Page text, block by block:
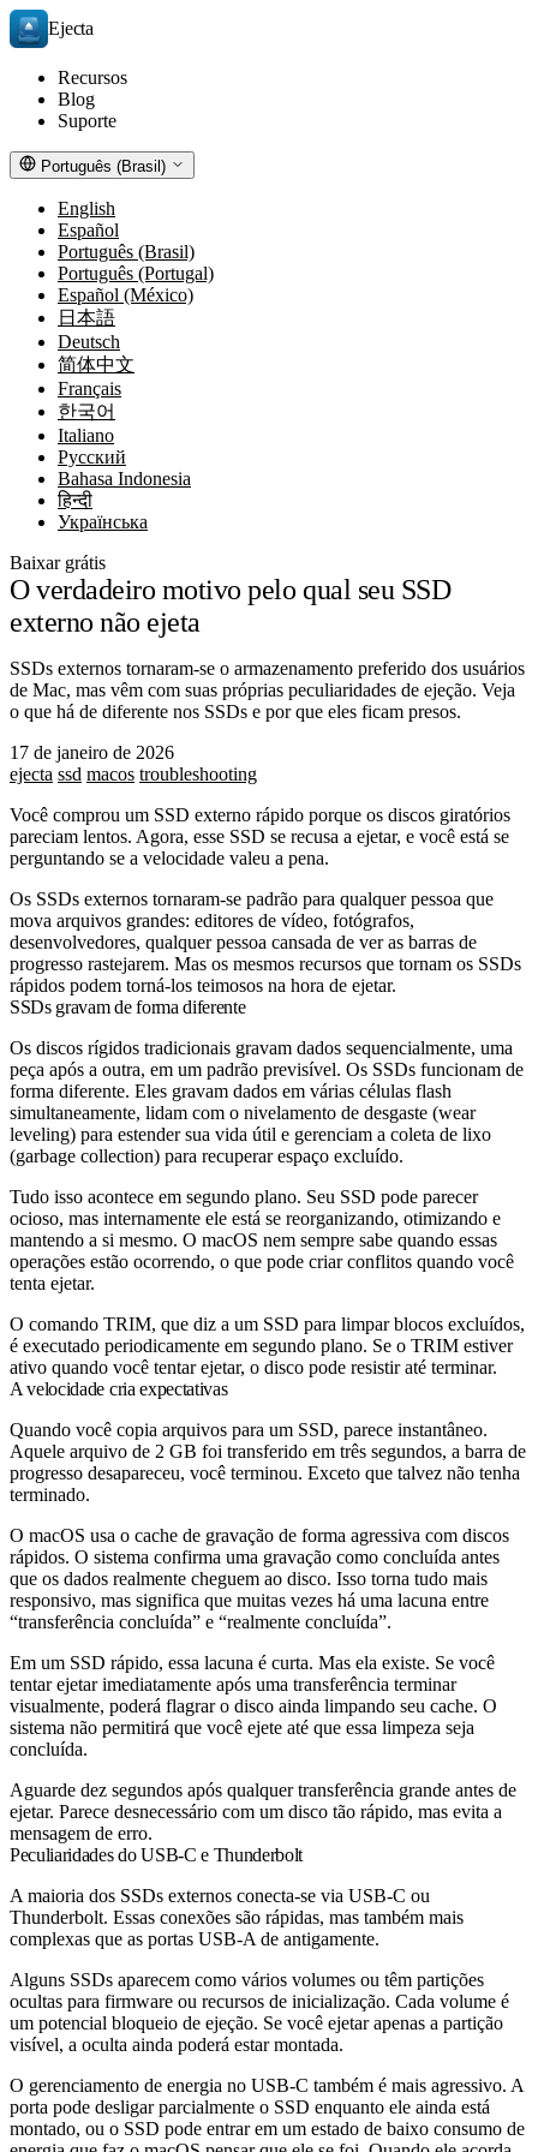
Ejecta
Recursos
Blog
Suporte
Português (Brasil)
English
Español
Português (Brasil)
Português (Portugal)
Español (México)
日本語
Deutsch
简体中文
Français
한국어
Italiano
Русский
Bahasa Indonesia
हिन्दी
Українська
Baixar grátis
O verdadeiro motivo pelo qual seu SSD
externo não ejeta
SSDs externos tornaram-se o armazenamento preferido dos usuários
de Mac, mas vêm com suas próprias peculiaridades de ejeção. Veja
o que há de diferente nos SSDs e por que eles ficam presos.
17 de janeiro de 2026
ejecta ssd macos troubleshooting
Você comprou um SSD externo rápido porque os discos giratórios
pareciam lentos. Agora, esse SSD se recusa a ejetar, e você está se
perguntando se a velocidade valeu a pena.
Os SSDs externos tornaram-se padrão para qualquer pessoa que
mova arquivos grandes: editores de vídeo, fotógrafos,
desenvolvedores, qualquer pessoa cansada de ver as barras de
progresso rastejarem. Mas os mesmos recursos que tornam os SSDs
rápidos podem torná-los teimosos na hora de ejetar.
SSDs gravam de forma diferente
Os discos rígidos tradicionais gravam dados sequencialmente, uma
peça após a outra, em um padrão previsível. Os SSDs funcionam de
forma diferente. Eles gravam dados em várias células flash
simultaneamente, lidam com o nivelamento de desgaste (wear
leveling) para estender sua vida útil e gerenciam a coleta de lixo
(garbage collection) para recuperar espaço excluído.
Tudo isso acontece em segundo plano. Seu SSD pode parecer
ocioso, mas internamente ele está se reorganizando, otimizando e
mantendo a si mesmo. O macOS nem sempre sabe quando essas
operações estão ocorrendo, o que pode criar conflitos quando você
tenta ejetar.
O comando TRIM, que diz a um SSD para limpar blocos excluídos,
é executado periodicamente em segundo plano. Se o TRIM estiver
ativo quando você tentar ejetar, o disco pode resistir até terminar.
A velocidade cria expectativas
Quando você copia arquivos para um SSD, parece instantâneo.
Aquele arquivo de 2 GB foi transferido em três segundos, a barra de
progresso desapareceu, você terminou. Exceto que talvez não tenha
terminado.
O macOS usa o cache de gravação de forma agressiva com discos
rápidos. O sistema confirma uma gravação como concluída antes
que os dados realmente cheguem ao disco. Isso torna tudo mais
responsivo, mas significa que muitas vezes há uma lacuna entre
“transferência concluída” e “realmente concluída”.
Em um SSD rápido, essa lacuna é curta. Mas ela existe. Se você
tentar ejetar imediatamente após uma transferência terminar
visualmente, poderá flagrar o disco ainda limpando seu cache. O
sistema não permitirá que você ejete até que essa limpeza seja
concluída.
Aguarde dez segundos após qualquer transferência grande antes de
ejetar. Parece desnecessário com um disco tão rápido, mas evita a
mensagem de erro.
Peculiaridades do USB-C e Thunderbolt
A maioria dos SSDs externos conecta-se via USB-C ou
Thunderbolt. Essas conexões são rápidas, mas também mais
complexas que as portas USB-A de antigamente.
Alguns SSDs aparecem como vários volumes ou têm partições
ocultas para firmware ou recursos de inicialização. Cada volume é
um potencial bloqueio de ejeção. Se você ejetar apenas a partição
visível, a oculta ainda poderá estar montada.
O gerenciamento de energia no USB-C também é mais agressivo. A
porta pode desligar parcialmente o SSD enquanto ele ainda está
montado, ou o SSD pode entrar em um estado de baixo consumo de